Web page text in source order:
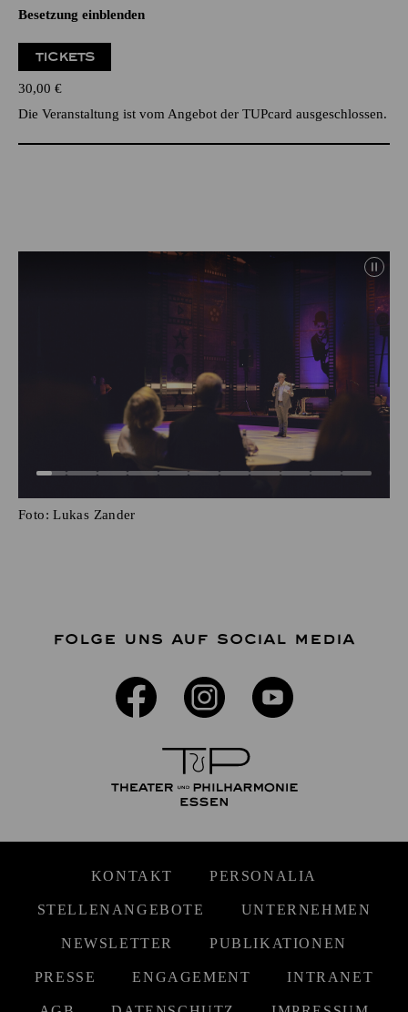
Besetzung einblenden
TICKETS
30,00 €
Die Veranstaltung ist vom Angebot der TUPcard ausgeschlossen.
Foto: Lukas Zander
FOLGE UNS AUF SOCIAL MEDIA
KONTAKT PERSONALIA
STELLENANGEBOTE UNTERNEHMEN
NEWSLETTER PUBLIKATIONEN
PRESSE ENGAGEMENT INTRANET